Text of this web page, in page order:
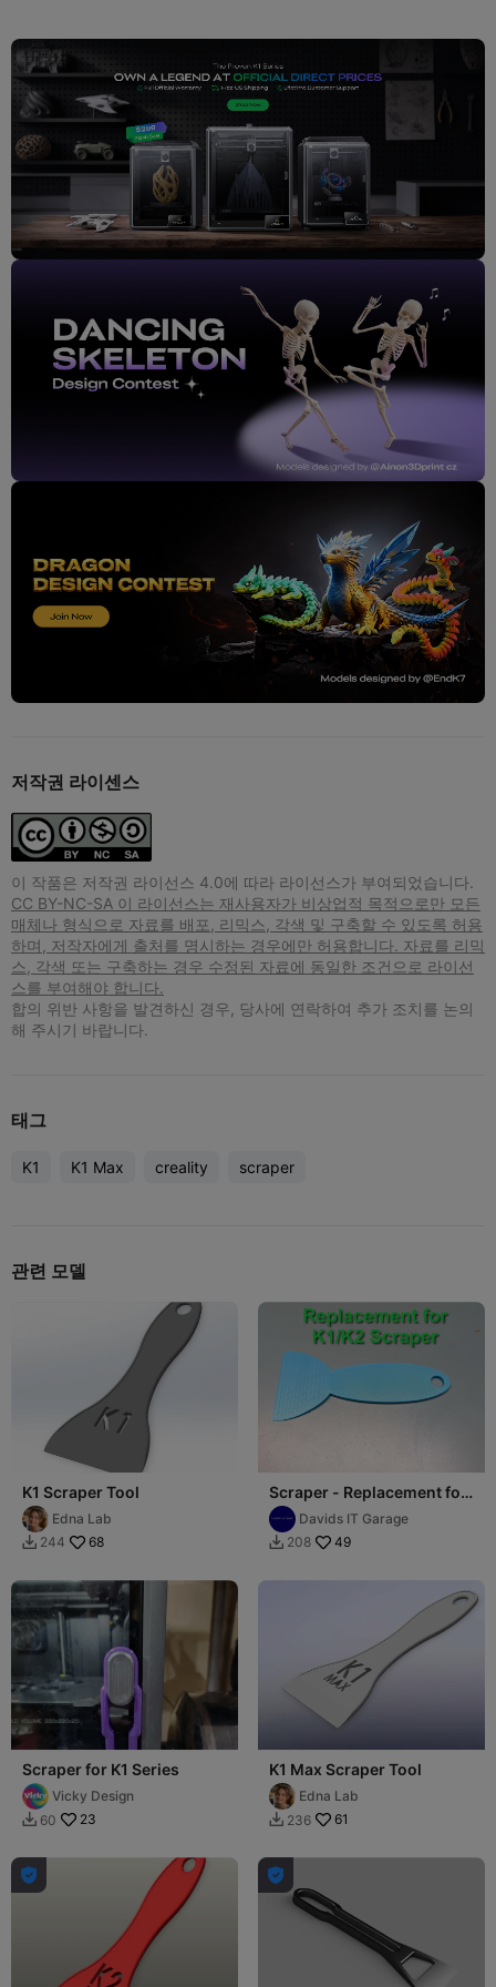
저작권 라이센스
이 작품은 저작권 라이선스 4.0에 따라 라이선스가 부여되었습니다.
CC BY-NC-SA 이 라이선스는 재사용자가 비상업적 목적으로만 모든
매체나 형식으로 자료를 배포, 리믹스, 각색 및 구축할 수 있도록 허용
하며, 저작자에게 출처를 명시하는 경우에만 허용합니다. 자료를 리믹
스, 각색 또는 구축하는 경우 수정된 자료에 동일한 조건으로 라이선
스를 부여해야 합니다.
합의 위반 사항을 발견하신 경우, 당사에 연락하여 추가 조치를 논의
해 주시기 바랍니다.
태그
K1 K1 Max creality scraper
관련 모델
K1 Scraper Tool
Edna Lab
 244 68
Scraper - Replacement for
K1/K2 Series
Davids IT Garage
 208 49
Scraper for K1 Series
Vicky Design
 60 23
K1 Max Scraper Tool
Edna Lab
 236 61
 